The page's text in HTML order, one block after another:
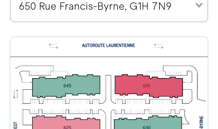
650 Rue Francis-Byrne, G1H 7N9